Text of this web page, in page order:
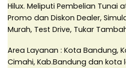
Hilux. Meliputi Pembelian Tunai
Promo dan Diskon Dealer,
Murah, Test Drive, Tukar
Area Layanan : Kota Bandung,
Cimahi, Kab.Bandung dan kota